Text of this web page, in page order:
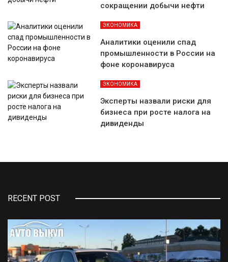
сокращении добычи нефти
ЭКОНОМИКА
Аналитики оценили спад
промышленности в России на
фоне коронавируса
ЭКОНОМИКА
Эксперты назвали риски для
бизнеса при росте налога на
дивиденды
RECENT POST